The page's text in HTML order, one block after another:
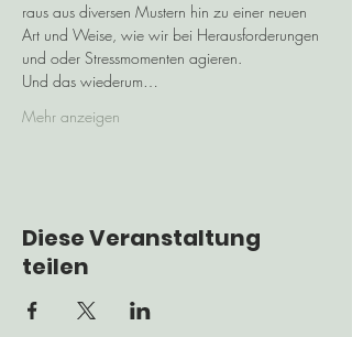
raus aus diversen Mustern hin zu einer neuen
Art und Weise, wie wir bei Herausforderungen
und oder Stressmomenten agieren.
Und das wiederum…
Mehr anzeigen
Diese Veranstaltung
teilen